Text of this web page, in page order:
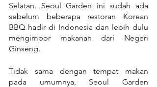
Selatan. Seoul Garden ini sudah ada
sebelum beberapa restoran Korean
BBQ hadir di Indonesia dan lebih dulu
mengimpor makanan dari Negeri
Ginseng.
Tidak sama dengan tempat makan
pada umumnya, Seoul Garden